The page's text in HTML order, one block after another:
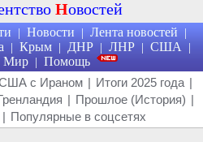
Новостей
| Новости | Лента новостей |
| Крым | ДНР | ЛНР | США |
Мир | Помощь
США с Ираном | Итоги 2025 года |
| Прошлое (История) |
| Популярные в соцсетях